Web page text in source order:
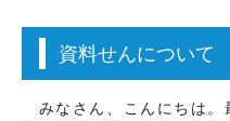
新規入会のご案内
東京都との取組
資料せんについて
みなさん、こんにちは。